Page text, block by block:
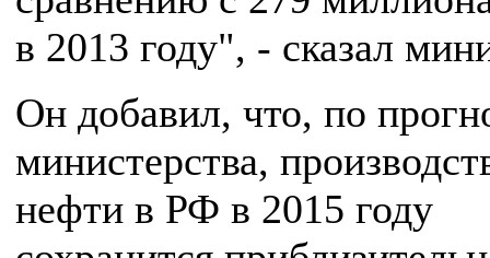
в 2013 году", - сказал
Он добавил, что, по
министерства,
нефти в РФ в 2015 году